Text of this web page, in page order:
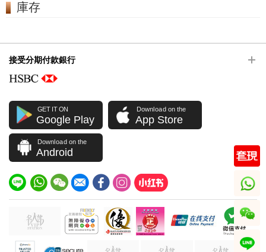
庫存
接受分期付款銀行
GET IT ON
Google Play
Download on the
App Store
Download on the
Android
whatsapp